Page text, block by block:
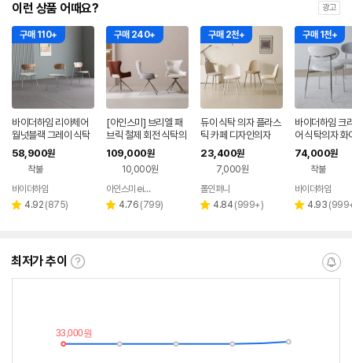
이런 상품 어때요? 광고
구매 110+
바이더하임 리아체어
월넛블랙 그레이 식탁
의자 인테리어 디자인
카페의자 테이블
58,900원
착불
바이더하임
별 4.92 리
(875)
구매 240+
[아인스미] 브리엘 패
브릭 철제 회전 식탁의
자
109,000원
10,000원
페이
아인스미 einsme
별 4.76 리
(799)
구매 2천+
듀이 식탁 의자 플라스
틱 카페 디자인의자
23,400원
7,000원
페이
폴인퍼니
별 4.84 리
(999+)
구매 1천+
바이더하임 크
어 식탁의자 화
활발수 인테리
테이블의자
74,000원
착불
바이더하임
별 4.93 리
(
최저가 추이
최
이
란?
알